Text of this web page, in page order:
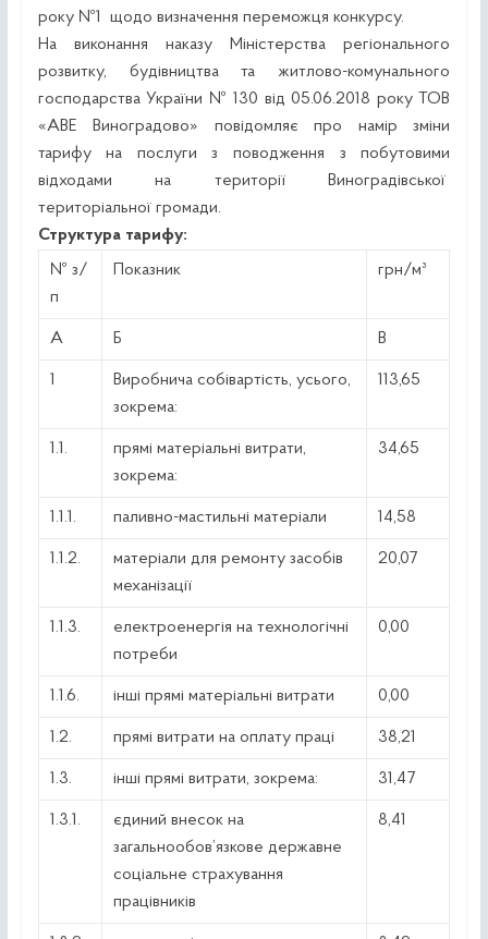
року №1 щодо визначення переможця конкурсу.
На виконання наказу Міністерства регіонального
розвитку, будівництва та житлово-комунального
господарства України № 130 від 05.06.2018 року ТОВ
«АВЕ Виноградово» повідомляє про намір зміни
тарифу на послуги з поводження з побутовими
відходами на території Виноградівської
територіальної громади.
Структура тарифу:
№ з/
п
Показник грн/м³
А Б В
1
Виробнича собівартість, усього,
зокрема:
113,65
1.1.
прямі матеріальні витрати,
зокрема:
34,65
1.1.1. паливно-мастильні матеріали 14,58
1.1.2.
матеріали для ремонту засобів
механізації
20,07
1.1.3.
електроенергія на технологічні
потреби
0,00
1.1.6. інші прямі матеріальні витрати 0,00
1.2. прямі витрати на оплату праці 38,21
1.3. інші прямі витрати, зокрема: 31,47
1.3.1.
єдиний внесок на
загальнообов’язкове державне
соціальне страхування
працівників
8,41